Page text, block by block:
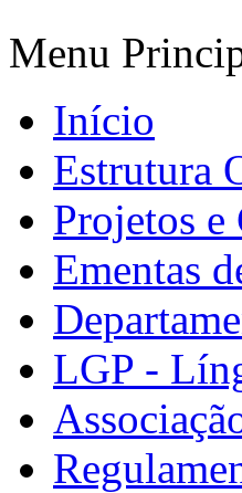
Menu
Início
Estrutura
Projetos e
Ementas
LGP -